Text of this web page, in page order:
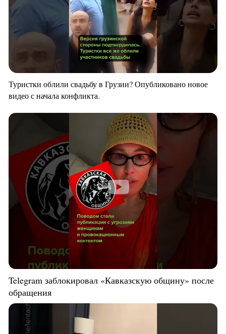
Туристки облили свадьбу в Грузии? Опубликовано новое
видео с начала конфликта.
Telegram заблокировал «Кавказскую общину» после
обращения